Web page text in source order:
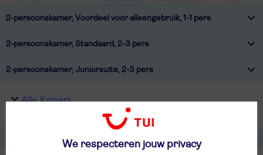
2-persoonskamer, Voordeel voor alleengebruik, 1-1 pers
2-persoonskamer, Standaard, 2-3 pers
2-persoonskamer, Juniorsuite, 2-3 pers
Alle Kamers
We respecteren jouw privacy